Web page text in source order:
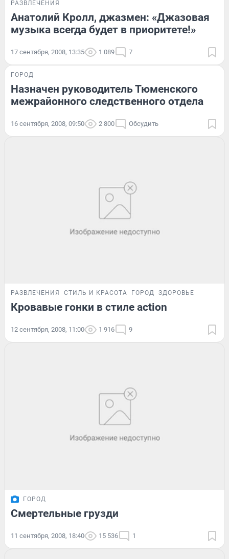
РАЗВЛЕЧЕНИЯ
Анатолий Кролл, джазмен: «Джазовая
музыка всегда будет в приоритете!»
17 сентября, 2008, 13:35 1 089 7
ГОРОД
Назначен руководитель Тюменского
межрайонного следственного отдела
16 сентября, 2008, 09:50 2 800 Обсудить
РАЗВЛЕЧЕНИЯ СТИЛЬ И КРАСОТА ГОРОД ЗДОРОВЬЕ
Кровавые гонки в стиле action
12 сентября, 2008, 11:00 1 916 9
ГОРОД
Смертельные грузди
11 сентября, 2008, 18:40 15 536 1